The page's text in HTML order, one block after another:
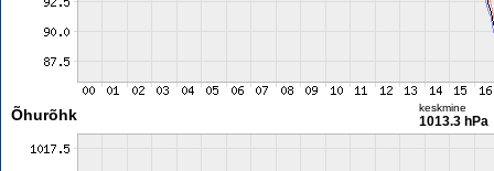
Õhurõhk keskmine
1013.3 hPa